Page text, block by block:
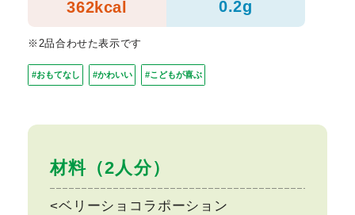
材料（2人分）
<ベリーショコラポーション
362kcal 0.2g
※2品合わせた表示です
#おもてなし #かわいい #こどもが喜ぶ